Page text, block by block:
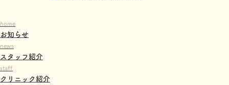
home
お知らせ
news
スタッフ紹介
staff
クリニック紹介